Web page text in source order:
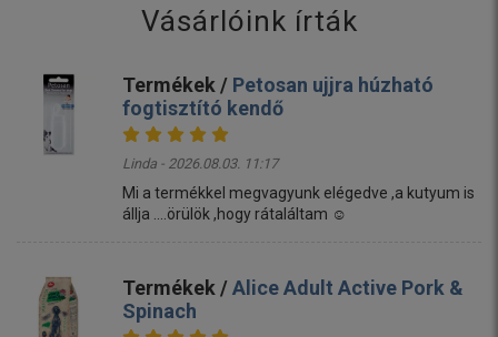
Vásárlóink írták
Termékek / Petosan ujjra húzható
fogtisztító kendő
Linda - 2026.08.03. 11:17
Mi a termékkel megvagyunk elégedve ,a kutyum is
állja ....örülök ,hogy rátaláltam ☺️
Termékek /Alice Adult Active Pork &
Spinach